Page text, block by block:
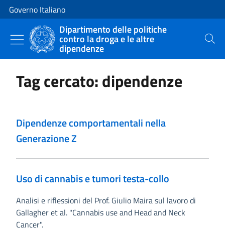
Vai al contenuto
Vai alla navigazione del sito
Governo Italiano
Dipartimento delle politiche
contro la droga e le altre
dipendenze Cerca
Tag cercato: dipendenze
Dipendenze comportamentali nella
Generazione Z
Uso di cannabis e tumori testa-collo
Analisi e riflessioni del Prof. Giulio Maira sul lavoro di
Gallagher et al. "Cannabis use and Head and Neck
Cancer".